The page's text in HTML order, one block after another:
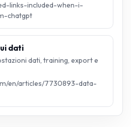
links-included-when-i-
chatgpt
dati
dati, training, export e
en/articles/7730893-data-